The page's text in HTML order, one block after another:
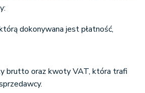
dokonywana jest płatność,
brutto oraz kwoty VAT, która trafi